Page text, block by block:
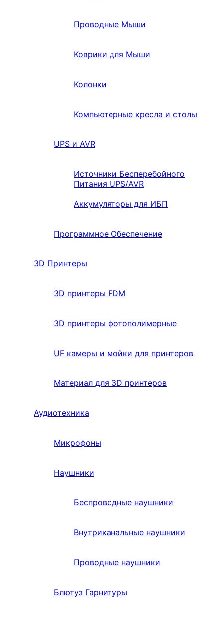
Проводные Мыши
Коврики для Мыши
Колонки
Компьютерные кресла и столы
UPS и AVR
Источники Бесперебойного
Питания UPS/AVR
Аккумуляторы для ИБП
Программное Обеспечение
3D Принтеры
3D принтеры FDM
3D принтеры фотополимерные
UF камеры и мойки для принтеров
Материал для 3D принтеров
Аудиотехника
Микрофоны
Наушники
Беспроводные наушники
Внутриканальные наушники
Проводные наушники
Блютуз Гарнитуры